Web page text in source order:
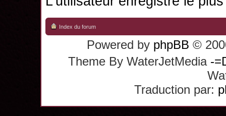
Index du forum
Powered by phpBB ©
Theme By WaterJetMedia -
Traduction par: